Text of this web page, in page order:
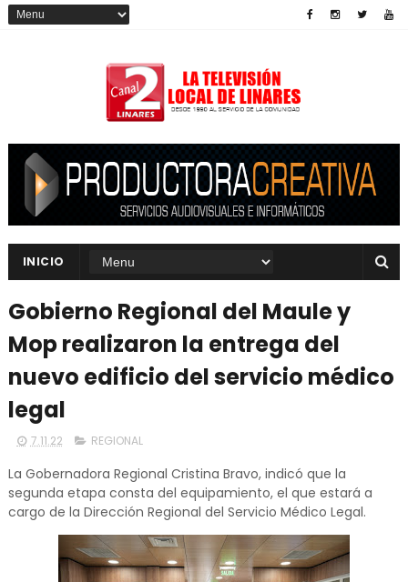
INICIO
Gobierno Regional del Maule y
Mop realizaron la entrega del
nuevo edificio del servicio médico
legal
7.11.22 REGIONAL
La Gobernadora Regional Cristina Bravo, indicó que la
segunda etapa consta del equipamiento, el que estará a
cargo de la Dirección Regional del Servicio Médico Legal.